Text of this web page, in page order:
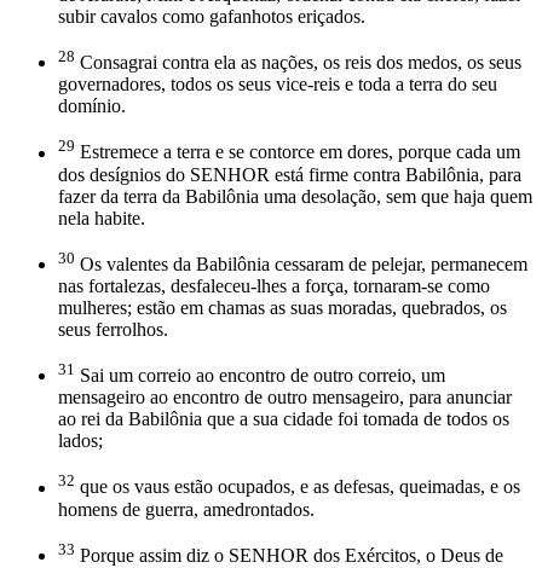
subir cavalos como gafanhotos eriçados.
28 Consagrai contra ela as nações, os reis dos medos, os seus
governadores, todos os seus vice-reis e toda a terra do seu
domínio.
29 Estremece a terra e se contorce em dores, porque cada um
dos desígnios do SENHOR está firme contra Babilônia, para
fazer da terra da Babilônia uma desolação, sem que haja quem
nela habite.
30 Os valentes da Babilônia cessaram de pelejar, permanecem
nas fortalezas, desfaleceu-lhes a força, tornaram-se como
mulheres; estão em chamas as suas moradas, quebrados, os
seus ferrolhos.
31 Sai um correio ao encontro de outro correio, um
mensageiro ao encontro de outro mensageiro, para anunciar
ao rei da Babilônia que a sua cidade foi tomada de todos os
lados;
32 que os vaus estão ocupados, e as defesas, queimadas, e os
homens de guerra, amedrontados.
33 Porque assim diz o SENHOR dos Exércitos, o Deus de